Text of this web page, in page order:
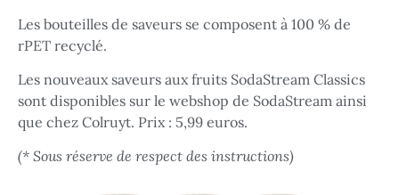
Les bouteilles de saveurs se composent à 100 % de
rPET recyclé.
Les nouveaux saveurs aux fruits SodaStream Classics
sont disponibles sur le webshop de SodaStream ainsi
que chez Colruyt. Prix : 5,99 euros.
(* Sous réserve de respect des instructions)